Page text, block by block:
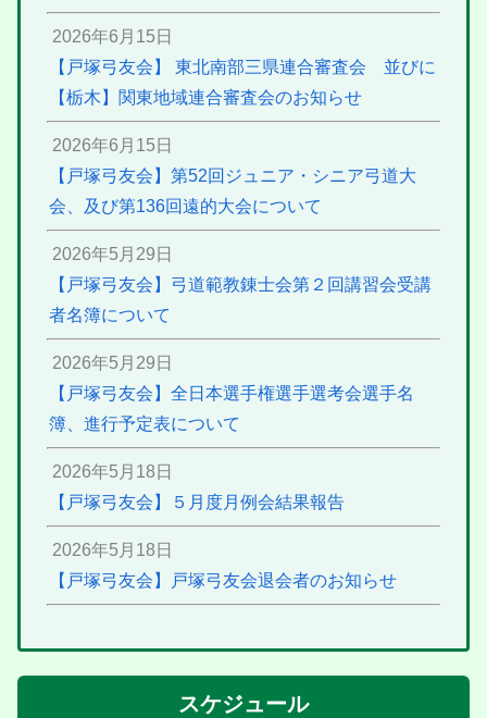
2026年6月15日
【戸塚弓友会】 東北南部三県連合審査会 並びに
【栃木】関東地域連合審査会のお知らせ
2026年6月15日
【戸塚弓友会】第52回ジュニア・シニア弓道大
会、及び第136回遠的大会について
2026年5月29日
【戸塚弓友会】弓道範教錬士会第２回講習会受講
者名簿について
2026年5月29日
【戸塚弓友会】全日本選手権選手選考会選手名
簿、進行予定表について
2026年5月18日
【戸塚弓友会】５月度月例会結果報告
2026年5月18日
【戸塚弓友会】戸塚弓友会退会者のお知らせ
スケジュール